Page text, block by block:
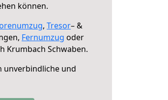
können.
, Tresor– &
Fernumzug oder
Krumbach Schwaben.
unverbindliche und